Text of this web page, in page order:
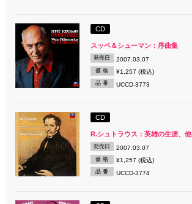
CD
スッペ＆シューマン：序曲集
発売日 2007.03.07
価 格 ¥1,257 (税込)
品 番 UCCD-3773
CD
R.シュトラウス：英雄の生涯、他
発売日 2007.03.07
価 格 ¥1,257 (税込)
品 番 UCCD-3774